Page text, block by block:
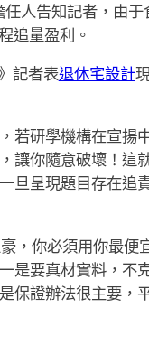
人告知記者，由
追量盈利。
記者表退休宅設計
若研學機構在宣揚
讓你隨意破壞！這
旦呈現題目存在追
，你必須用你最
是要真材實料，不
保證辦法很主要，